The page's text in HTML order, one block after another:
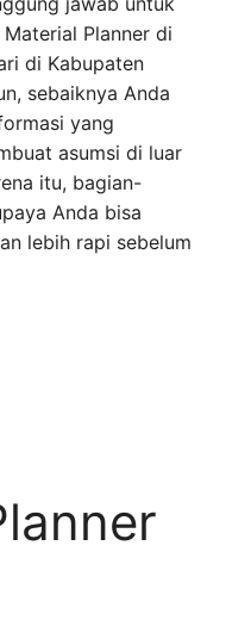
Planner di
di Kabupaten
sebaiknya Anda
yang
asumsi di luar
itu, bagian-
Anda bisa
lebih rapi sebelum